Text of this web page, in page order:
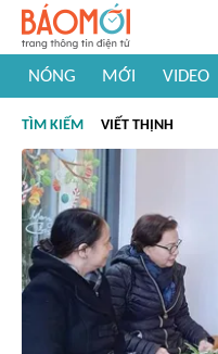
NÓNG MỚI VIDEO
#Khám phá thế giới
TÌM KIẾM VIẾT THỊNH